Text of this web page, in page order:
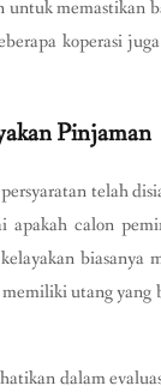
memastikan
koperasi
Pinjaman
telah
calon
biasanya
utang yang
dalam